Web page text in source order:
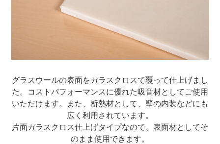
グラスウールの表面をガラスクロスで覆って仕上げまし
た。コストパフォーマンスに優れた吸音材としてご使用
いただけます。また、断熱材として、壁の内装などにも
広く利用されています。
片面ガラスクロス仕上げタイプなので、表面材としてそ
のまま使用できます。